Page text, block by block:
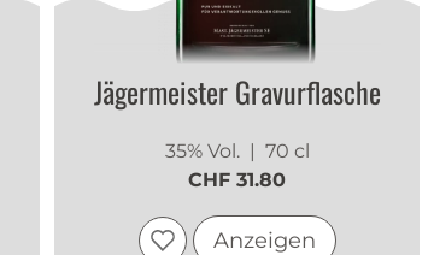
Jägermeister Gravurflasche
35% Vol.
| 70 cl
CHF 31.80
Anzeigen